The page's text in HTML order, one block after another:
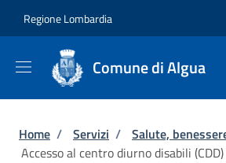
Regione Lombardia
Comune di Algua
Briciole di pane
Home / Servizi / Salute,
Accesso al centro diurno disabili (CDD)